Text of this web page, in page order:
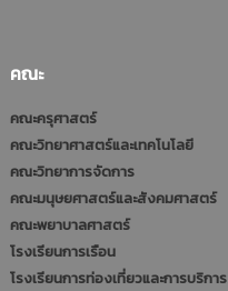
คณะ
คณะครุศาสตร์
คณะวิทยาศาสตร์และเทคโนโลยี
คณะวิทยาการจัดการ
คณะมนุษยศาสตร์และสังคมศาสตร์
คณะพยาบาลศาสตร์
โรงเรียนการเรือน
โรงเรียนการท่องเที่ยวและการบริการ